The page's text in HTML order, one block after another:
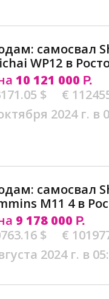
самосвал
WP12 в
10 121 000 Р.
$
€
2024 г. в
самосвал
M11 4 в
9 178 000 Р.
$
€
2024 г. в